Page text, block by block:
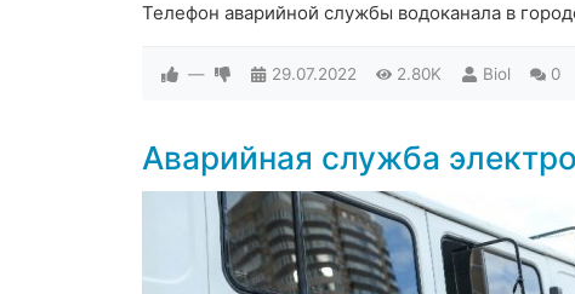
Телефон аварийной службы водоканала в
— 29.07.2022 2.80K Biol 0
Аварийная служба